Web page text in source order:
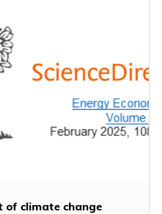
of climate change